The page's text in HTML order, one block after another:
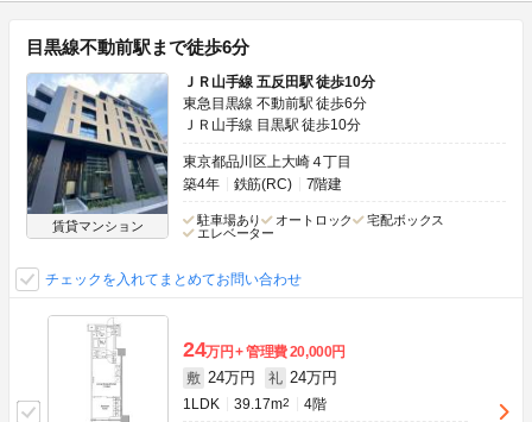
目黒線不動前駅まで徒歩6分
賃貸マンション
ＪＲ山手線 五反田駅 徒歩10分
東急目黒線 不動前駅 徒歩6分
ＪＲ山手線 目黒駅 徒歩10分
東京都品川区上大崎４丁目
築4年
鉄筋(RC) 7階建
駐車場あり オートロック
宅配ボックス
エレベーター
チェックを入れてまとめてお問い合わせ
24万円 管理費20,000円
敷 24万円 礼 24万円
1LDK 39.17m2 4階